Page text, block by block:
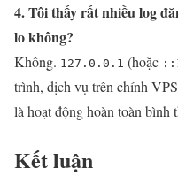
4. Tôi thấy rất nhiều log
lo không?
Không. 127.0.0.1 (hoặc
trình, dịch vụ trên chính
là hoạt động hoàn toàn bình
Kết luận